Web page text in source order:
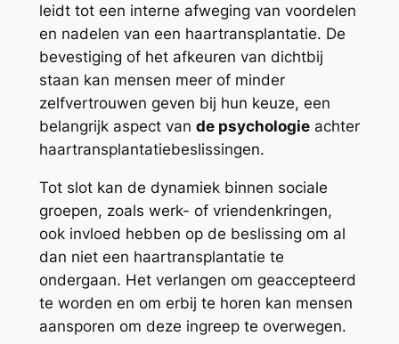
leidt tot een interne afweging van voordelen
en nadelen van een haartransplantatie. De
bevestiging of het afkeuren van dichtbij
staan kan mensen meer of minder
zelfvertrouwen geven bij hun keuze, een
belangrijk aspect van de psychologieachter
haartransplantatiebeslissingen.
Tot slot kan de dynamiek binnen sociale
groepen, zoals werk- of vriendenkringen,
ook invloed hebben op de beslissing om al
dan niet een haartransplantatie te
ondergaan. Het verlangen om geaccepteerd
te worden en om erbij te horen kan mensen
aansporen om deze ingreep te overwegen.